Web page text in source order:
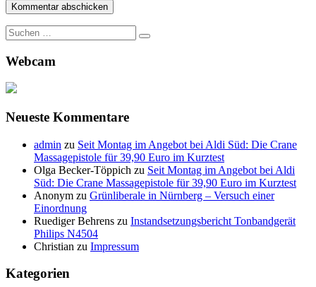
Suche
nach:
Webcam
Neueste Kommentare
admin zu Seit Montag im Angebot bei Aldi Süd: Die Crane
Massagepistole für 39,90 Euro im Kurztest
Olga Becker-Töppich zu Seit Montag im Angebot bei Aldi
Süd: Die Crane Massagepistole für 39,90 Euro im Kurztest
Anonym zu Grünliberale in Nürnberg – Versuch einer
Einordnung
Ruediger Behrens zu Instandsetzungsbericht Tonbandgerät
Philips N4504
Christian zu Impressum
Kategorien